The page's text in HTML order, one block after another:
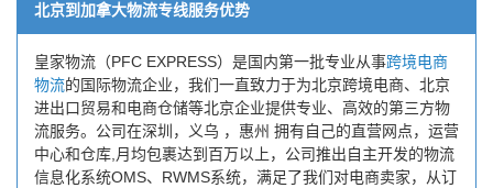
北京到加拿大物流专线服务优势
皇家物流（PFC EXPRESS）是国内第一批专业从事跨境电商
物流的国际物流企业，我们一直致力于为北京跨境电商、北京
进出口贸易和电商仓储等北京企业提供专业、高效的第三方物
流服务。公司在深圳，义乌 ，惠州 拥有自己的直营网点，运营
中心和仓库,月均包裹达到百万以上，公司推出自主开发的物流
信息化系统OMS、RWMS系统，满足了我们对电商卖家，从订